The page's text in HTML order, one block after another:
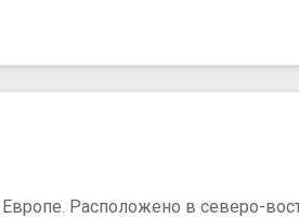
Расположено в северо-